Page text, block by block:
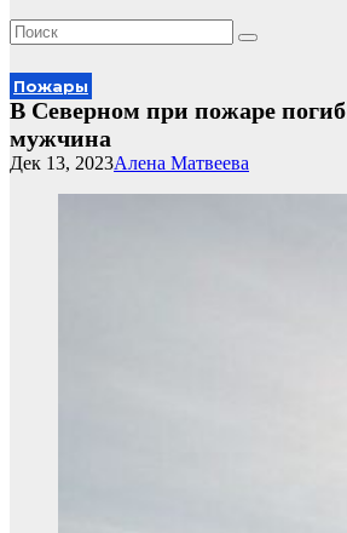
Пожары
В Северном при пожаре погиб
мужчина
Алена Матвеева
Дек 13, 2023